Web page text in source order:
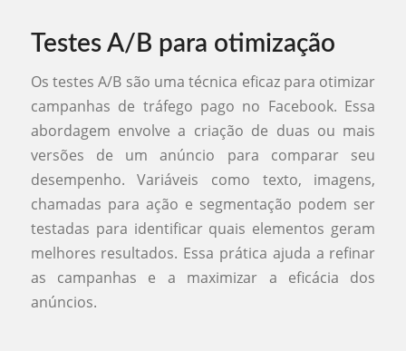
Testes A/B para otimização
Os testes A/B são uma técnica eficaz para otimizar
campanhas de tráfego pago no Facebook. Essa
abordagem envolve a criação de duas ou mais
versões de um anúncio para comparar seu
desempenho. Variáveis como texto, imagens,
chamadas para ação e segmentação podem ser
testadas para identificar quais elementos geram
melhores resultados. Essa prática ajuda a refinar
as campanhas e a maximizar a eficácia dos
anúncios.